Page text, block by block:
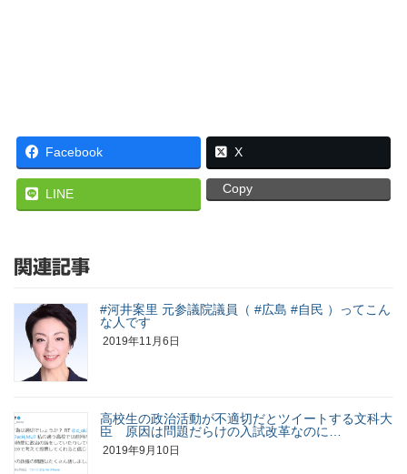
Facebook X
LINE Copy
関連記事
#河井案里 元参議院議員（ #広島 #自民 ）ってこん
な人です
2019年11月6日
高校生の政治活動が不適切だとツイートする文科大
臣 原因は問題だらけの入試改革なのに…
2019年9月10日